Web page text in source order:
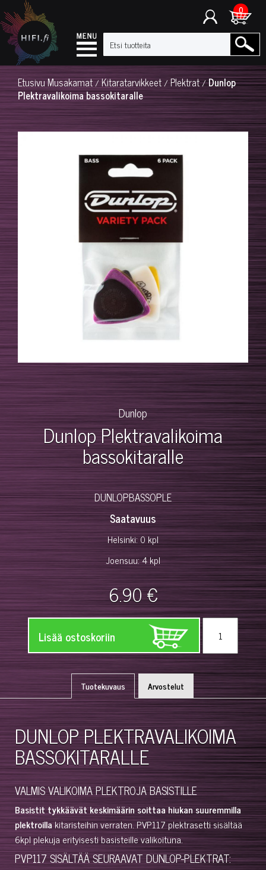
0
EtusivuMusakamat/Kitaratarvikkeet/Plektrat/Dunlop
Plektravalikoima bassokitaralle
Dunlop
Dunlop Plektravalikoima
bassokitaralle
DUNLOPBASSOPLE
Saatavuus
Helsinki: 0 kpl
Joensuu: 4 kpl
6.90 €
Lisää ostoskoriin
Tuotekuvaus Arvostelut
DUNLOP PLEKTRAVALIKOIMA
BASSOKITARALLE
VALMIS VALIKOIMA PLEKTROJA BASISTILLE
Basistit tykkäävät keskimäärin soittaa hiukan suuremmilla
plektroillakitaristeihin verraten. PVP117 plektrasetti sisältää
6kpl plekuja erityisesti basisteille valikoituna.
PVP117 SISÄLTÄÄ SEURAAVAT DUNLOP-PLEKTRAT: